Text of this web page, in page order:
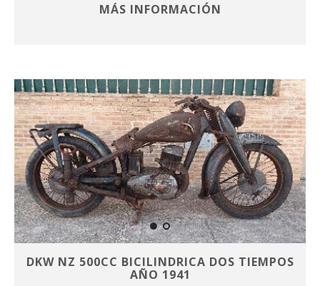
MÁS INFORMACIÓN
DKW NZ 500CC BICILINDRICA DOS TIEMPOS
AÑO 1941